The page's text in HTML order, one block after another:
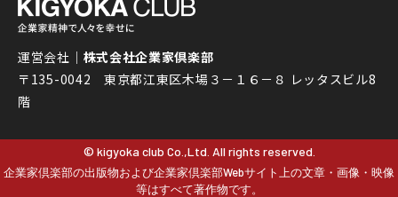
運営会社｜ 株式会社企業家倶楽部
〒135-0042 東京都江東区木場３－１６－８ レッタスビル8
階
© kigyoka club Co.,Ltd. All rights reserved.
企業家倶楽部の出版物および企業家倶楽部Webサイト上の文章・画像・映像
等はすべて著作物です。